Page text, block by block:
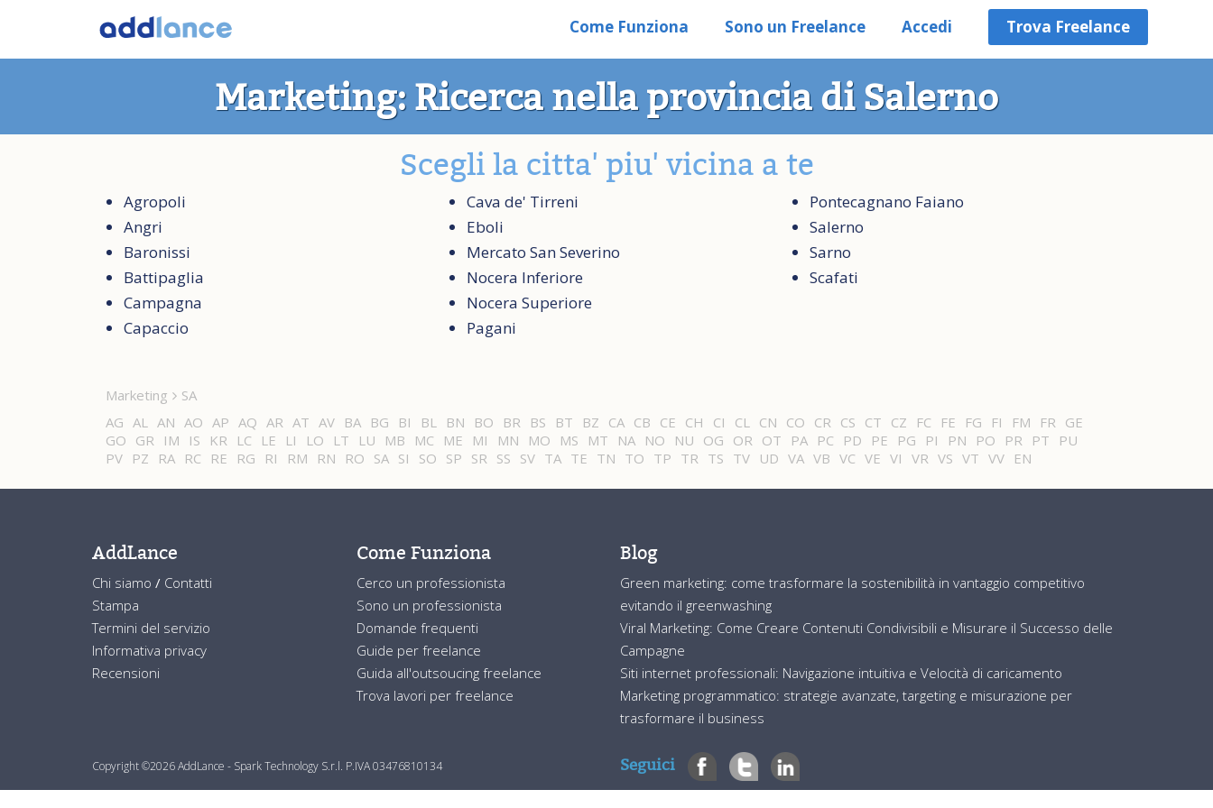
Come Funziona Sono un Freelance Accedi Trova Freelance
Marketing: Ricerca nella provincia di Salerno
Scegli la citta' piu' vicina a te
Agropoli
Angri
Baronissi
Battipaglia
Campagna
Capaccio
Cava de' Tirreni
Eboli
Mercato San Severino
Nocera Inferiore
Nocera Superiore
Pagani
Pontecagnano Faiano
Salerno
Sarno
Scafati
Marketing
SA
AG AL AN AO AP AQ AR AT AV BA BG BI BL BN BO BR BS BT BZ CA CB CE CH CI CL CN CO CR CS CT CZ FC FE FG FI FM FR GE
GO GR IM IS KR LC LE LI LO LT LU MB MC ME MI MN MO MS MT NA NO NU OG OR OT PA PC PD PE PG PI PN PO PR PT
PU
PV PZ RA RC RE RG RI RM RN RO SA SI SO SP SR SS SV TA TE TN TO TP TR TS TV UD VA VB VC VE VI VR VS VT VV EN
AddLance
Chi siamo / Contatti
Stampa
Termini del servizio
Informativa privacy
Recensioni
Come Funziona
Cerco un professionista
Sono un professionista
Domande frequenti
Guide per freelance
Guida all'outsoucing freelance
Trova lavori per freelance
Blog
Green marketing: come trasformare la sostenibilità in vantaggio competitivo
evitando il greenwashing
Viral Marketing: Come Creare Contenuti Condivisibili e Misurare il Successo delle
Campagne
Siti internet professionali: Navigazione intuitiva e Velocità di caricamento
Marketing programmatico: strategie avanzate, targeting e misurazione per
trasformare il business
Copyright ©2026 AddLance - Spark Technology S.r.l. P.IVA 03476810134 Seguici